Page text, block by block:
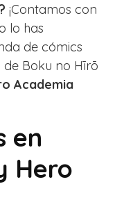
¡Contamos con
lo has
de cómics
de Boku no Hīrō
Academia
en
Hero